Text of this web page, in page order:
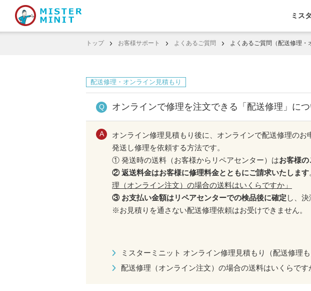
ミス
トップ お客様サポート よくあるご質問 よくあるご質問（配送修理・
配送修理・オンライン見積もり
オンラインで修理を注文できる「配送修理」に
オンライン修理見積もり後に、オンラインで配送修理の
発送し修理を依頼する方法です。
① 発送時の送料（お客様からリペアセンター）はお客様の
② 返送料金はお客様に修理料金とともにご請求いたします
理（オンライン注文）の場合の送料はいくらですか」
③ お支払い金額はリペアセンターでの検品後に確定 し、
※お見積りを通さない配送修理依頼はお受けできません。
ミスターミニット オンライン修理見積もり（配送修理も
配送修理（オンライン注文）の場合の送料はいくらです